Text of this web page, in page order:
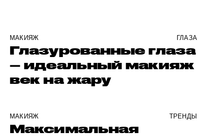
МАКИЯЖ ГЛАЗА
Глазурованные глаза
– идеальный макияж
век на жару
МАКИЯЖ ТРЕНДЫ
Максимальная